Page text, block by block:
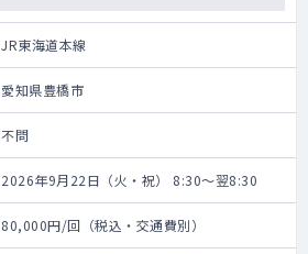
JR東海道本線
愛知県豊橋市
不問
2026年9月22日（火・祝） 8:30～翌8:30
80,000円/回（税込・交通費別）